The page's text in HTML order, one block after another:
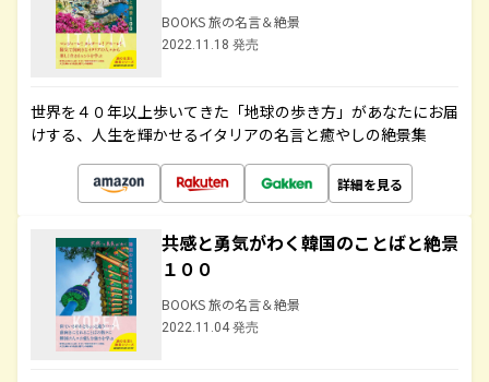
BOOKS 旅の名言＆絶景
2022.11.18 発売
世界を４０年以上歩いてきた「地球の歩き方」があなたにお届
けする、人生を輝かせるイタリアの名言と癒やしの絶景集
詳細を見る
共感と勇気がわく韓国のことばと絶景
１００
BOOKS 旅の名言＆絶景
2022.11.04 発売